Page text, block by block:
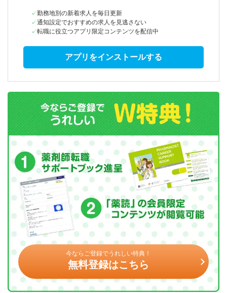
勤務地別の新着求人を毎日更新
通知設定でおすすめの求人を見逃さない
転職に役立つアプリ限定コンテンツを配信中
アプリをインストールする
今ならご登録でうれしい特典！
無料登録はこちら